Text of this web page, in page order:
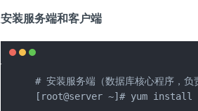
安装服务端和客户端
# 安装服务端（数据库核心程序，负
[root@server ~]# yum install